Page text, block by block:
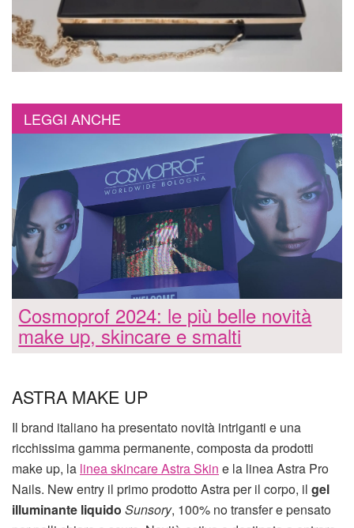
LEGGI ANCHE
Cosmoprof 2024: le più belle novità
make up, skincare e smalti
ASTRA MAKE UP
Il brand italiano ha presentato novità intriganti e una
ricchissima gamma permanente, composta da prodotti
make up, la linea skincare Astra Skin e la linea Astra Pro
Nails. New entry il primo prodotto Astra per il corpo, il gel
illuminante liquido Sunsory, 100% no transfer e pensato